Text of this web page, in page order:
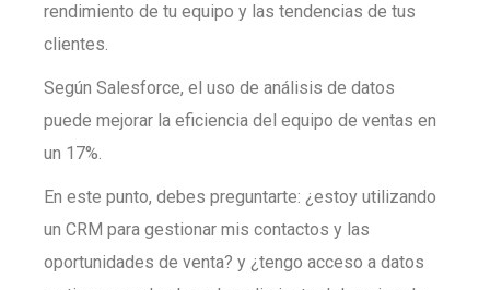
rendimiento de tu equipo y las tendencias de tus
clientes.
Según Salesforce, el uso de análisis de datos
puede mejorar la eficiencia del equipo de ventas en
un 17%.
En este punto, debes preguntarte: ¿estoy utilizando
un CRM para gestionar mis contactos y las
oportunidades de venta? y ¿tengo acceso a datos